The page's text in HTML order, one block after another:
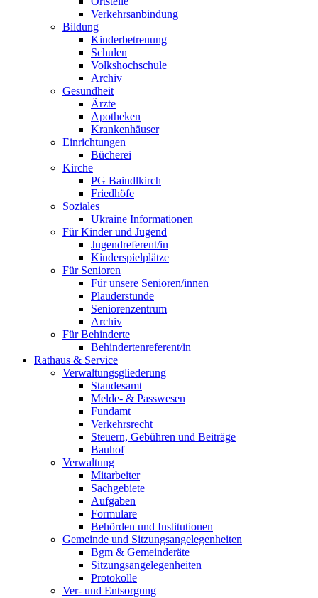
Verkehrsanbindung
Bildung
Kinderbetreuung
Schulen
Volkshochschule
Archiv
Gesundheit
Ärzte
Apotheken
Krankenhäuser
Einrichtungen
Bücherei
Kirche
PG Baindlkirch
Friedhöfe
Soziales
Ukraine Informationen
Für Kinder und Jugend
Jugendreferent/in
Kinderspielplätze
Für Senioren
Für unsere Senioren/innen
Plauderstunde
Seniorenzentrum
Archiv
Für Behinderte
Behindertenreferent/in
Rathaus & Service
Verwaltungsgliederung
Standesamt
Melde- & Passwesen
Fundamt
Verkehrsrecht
Steuern, Gebühren und Beiträge
Bauhof
Verwaltung
Mitarbeiter
Sachgebiete
Aufgaben
Formulare
Behörden und Institutionen
Gemeinde und Sitzungsangelegenheiten
Bgm & Gemeinderäte
Sitzungsangelegenheiten
Protokolle
Ver- und Entsorgung